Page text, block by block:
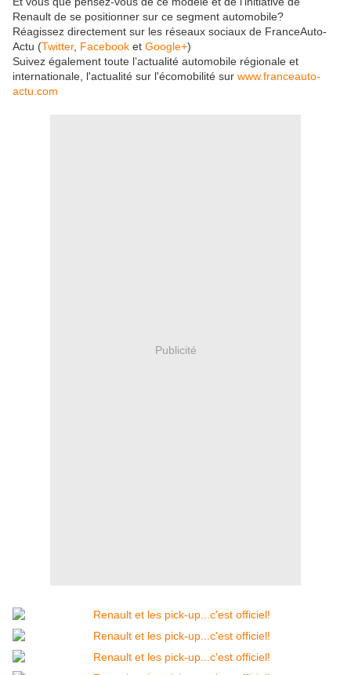
Renault de se positionner sur ce segment automobile?
Réagissez directement sur les réseaux sociaux de FranceAuto-
Actu (Twitter, Facebook et Google+)
Suivez également toute l’actualité automobile régionale et
internationale, l'actualité sur l'écomobilité sur www.franceauto-
actu.com
Publicité